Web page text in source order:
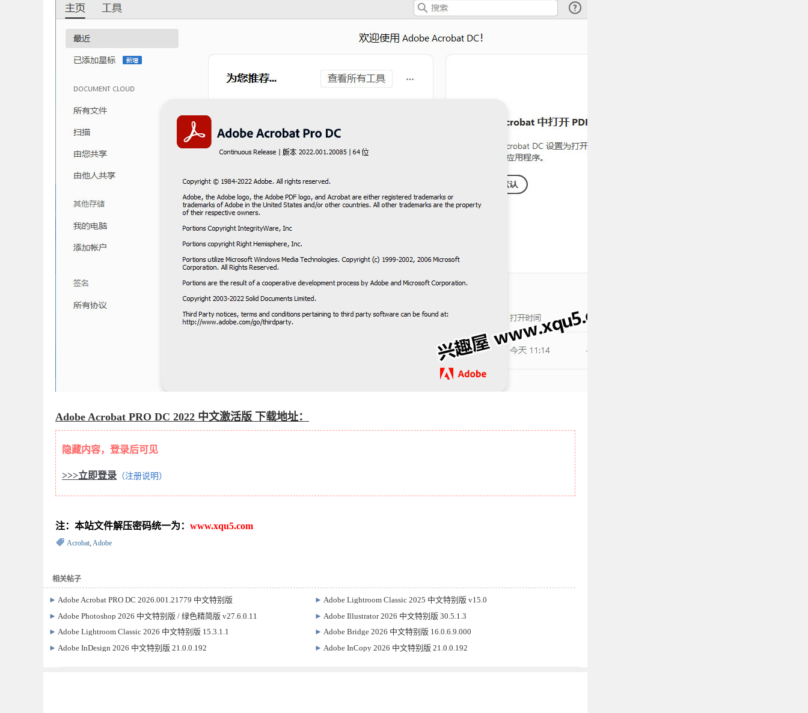
Adobe Acrobat PRO DC 2022 中文激活版 下载地址：
隐藏内容，登录后可见
>>>立即登录 （注册说明）
注：本站文件解压密码统一为： www.xqu5.com
Acrobat, Adobe
相关帖子
► Adobe Acrobat PRO DC 2026.001.21779 中文特别版 ►Adobe Lightroom Classic 2025 中文特别版 v15.0
► Adobe Photoshop 2026 中文特别版 / 绿色精简版 v27.6.0.11 ► Adobe Illustrator 2026 中文特别版 30.5.1.3
► Adobe Lightroom Classic 2026 中文特别版 15.3.1.1 ►Adobe Bridge 2026 中文特别版 16.0.6.9.000
► Adobe InDesign 2026 中文特别版 21.0.0.192 ►Adobe InCopy 2026 中文特别版 21.0.0.192